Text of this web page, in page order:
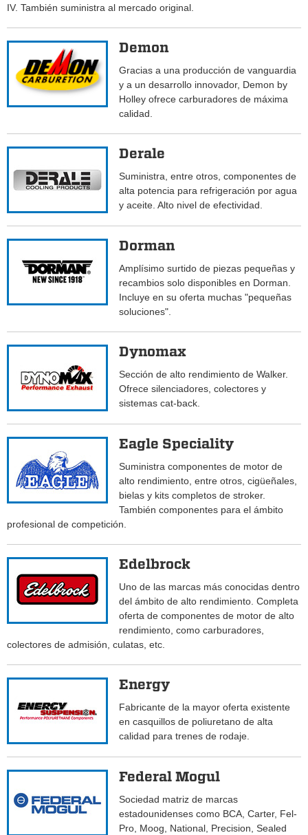
IV. También suministra al mercado original.
Demon
Gracias a una producción de vanguardia
y a un desarrollo innovador, Demon by
Holley ofrece carburadores de máxima
calidad.
Derale
Suministra, entre otros, componentes de
alta potencia para refrigeración por agua
y aceite. Alto nivel de efectividad.
Dorman
Amplísimo surtido de piezas pequeñas y
recambios solo disponibles en Dorman.
Incluye en su oferta muchas "pequeñas
soluciones".
Dynomax
Sección de alto rendimiento de Walker.
Ofrece silenciadores, colectores y
sistemas cat-back.
Eagle Speciality
Suministra componentes de motor de
alto rendimiento, entre otros, cigüeñales,
bielas y kits completos de stroker.
También componentes para el ámbito
profesional de competición.
Edelbrock
Uno de las marcas más conocidas dentro
del ámbito de alto rendimiento. Completa
oferta de componentes de motor de alto
rendimiento, como carburadores,
colectores de admisión, culatas, etc.
Energy
Fabricante de la mayor oferta existente
en casquillos de poliuretano de alta
calidad para trenes de rodaje.
Federal Mogul
Sociedad matriz de marcas
estadounidenses como BCA, Carter, Fel-
Pro, Moog, National, Precision, Sealed